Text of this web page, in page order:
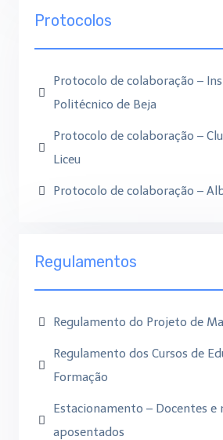
Protocolos
Protocolo de colaboração –
Politécnico de Beja
Protocolo de colaboração –
Liceu
Protocolo de colaboração –
Regulamentos
Regulamento do Projeto de
Regulamento dos Cursos de
Formação
Estacionamento – Docentes e
aposentados